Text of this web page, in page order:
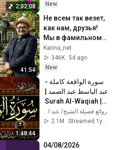
2:02:08
New
41:54
Не всем так везет,
как нам, друзья!
Мы в фамильном
поместье
Александра
Васильева в Литве
Karina_net
346K 5d ago
New
1:48:44
Surah Al-Waqiah |
Abdulbasit
Abdussamad
روائع فضيلة الشيخ/ عبد الباسط عبد الصمد
2.1M
Streamed 1y ago
04/08/2026